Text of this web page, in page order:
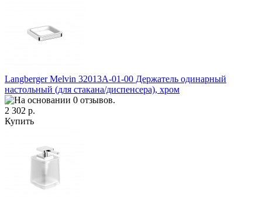
Langberger Melvin 32013A-01-00 Держатель одинарный
настольный (для стакана/диспенсера), хром
2 302 р.
Купить